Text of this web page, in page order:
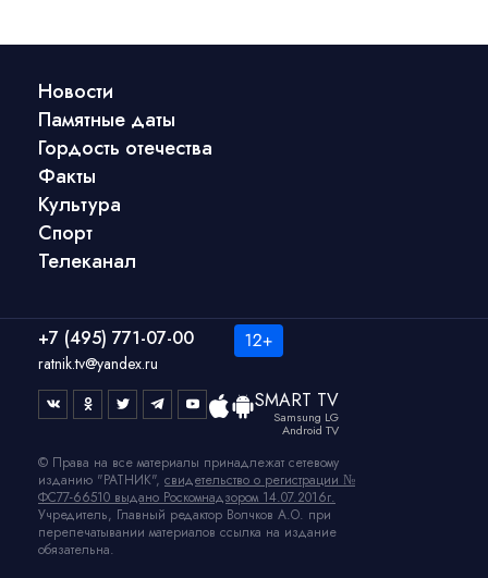
Новости
Памятные даты
Гордость отечества
Факты
Культура
Спорт
Телеканал
+7 (495) 771-07-00
ratnik.tv@yandex.ru
SMART TV
Samsung LG
Android TV
© Права на все материалы принадлежат сетевому
изданию "РАТНИК", свидетельство о регистрации №
ФС77-66510 выдано Роскомнадзором 14.07.2016г.
Учредитель, Главный редактор Волчков А.О. при
перепечатывании материалов ссылка на издание
обязательна.